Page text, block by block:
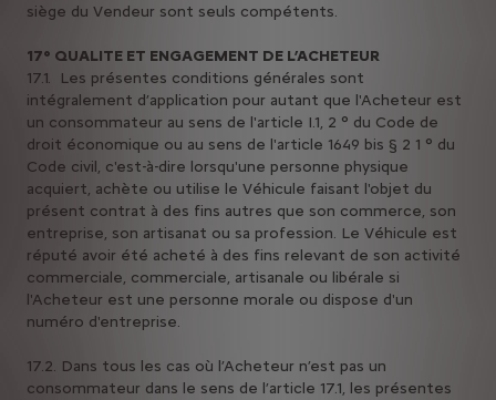
siège du Vendeur sont seuls compétents.
17° QUALITE ET ENGAGEMENT DE L’ACHETEUR
17.1. Les présentes conditions générales sont
intégralement d’application pour autant que l'Acheteur est
un consommateur au sens de l'article I.1, 2 ° du Code de
droit économique ou au sens de l'article 1649 bis § 2 1 ° du
Code civil, c'est-à-dire lorsqu'une personne physique
acquiert, achète ou utilise le Véhicule faisant l'objet du
présent contrat à des fins autres que son commerce, son
entreprise, son artisanat ou sa profession. Le Véhicule est
réputé avoir été acheté à des fins relevant de son activité
commerciale, commerciale, artisanale ou libérale si
l'Acheteur est une personne morale ou dispose d'un
numéro d'entreprise.
17.2. Dans tous les cas où l’Acheteur n’est pas un
consommateur dans le sens de l’article 17.1, les présentes